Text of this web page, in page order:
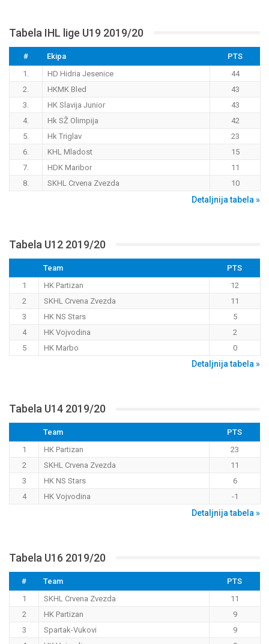
Tabela IHL lige U19 2019/20
# Ekipa
PTS
1.
HD Hidria Jesenice
44
2.
HKMK Bled
43
3.
HK Slavija Junior
43
4.
Hk SŽ Olimpija
42
5.
Hk Triglav
23
6.
KHL Mladost
15
7.
HDK Maribor
11
8.
SKHL Crvena Zvezda 10
Detaljnija tabela »
Tabela U12 2019/20
Team
PTS
1
HK Partizan
12
2
SKHL Crvena Zvezda
11
3
HK NS Stars
5
4
HK Vojvodina
2
5
HK Marbo 0
Detaljnija tabela »
Tabela U14 2019/20
Team
PTS
1
HK Partizan
23
2
SKHL Crvena Zvezda
11
3
HK NS Stars
6
4
HK Vojvodina -1
Detaljnija tabela »
Tabela U16 2019/20
# Team
PTS
1
SKHL Crvena Zvezda
11
2
HK Partizan
9
3
Spartak-Vukovi
9